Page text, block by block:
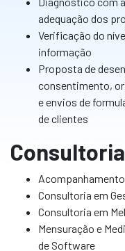
adequação dos
Verificação do
informação
Proposta de
consentimento,
e envios de
de clientes
Consultoria em
Consultoria em
Mensuração e
de Software